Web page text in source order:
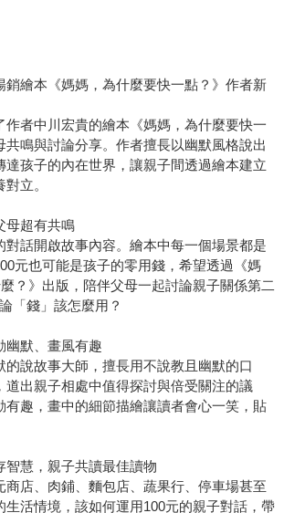
繪本《媽媽，為什麼要快一點？》作者新
作者中川宏貴的繪本《媽媽，為什麼要快一
共鳴與討論分享。作者擅長以幽默風格說出
達孩子的內在世界，讓親子間透過繪本建立
立。
母超有共鳴
對話開啟故事內容。繪本中每一個場景都是
元也可能是孩子的零用錢，希望透過《媽
？》出版，陪伴父母一起討論親子關係第二
「錢」該怎麼用？
默、畫風有趣
的說故事大師，擅長用不說教且幽默的口
道出親子相處中值得探討與倍受關注的議
有趣，畫中的細節描繪讓讀者會心一笑，貼
慧，親子共讀最佳讀物
商店、肉鋪、麵包店、蔬果行、停車場甚至
生活情境，該如何運用100元的親子對話，帶